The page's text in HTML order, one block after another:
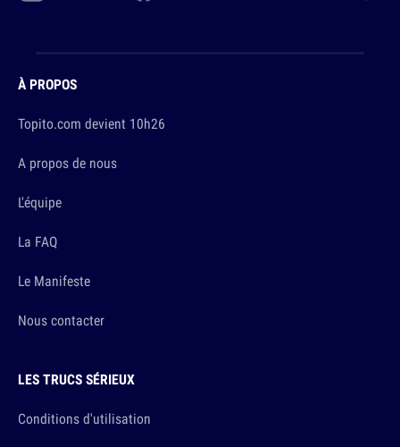
À PROPOS
Topito.com devient 10h26
A propos de nous
L'équipe
La FAQ
Le Manifeste
Nous contacter
LES TRUCS SÉRIEUX
Conditions d'utilisation